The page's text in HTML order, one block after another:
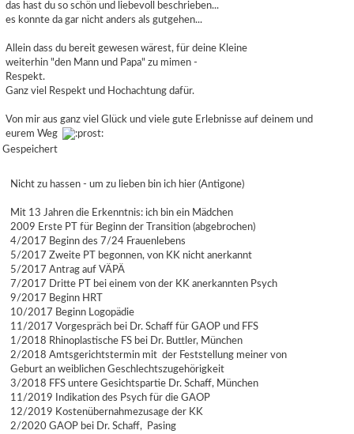
das hast du so schön und liebevoll beschrieben...
es konnte da gar nicht anders als gutgehen...
Allein dass du bereit gewesen wärest, für deine Kleine
weiterhin "den Mann und Papa" zu mimen -
Respekt.
Ganz viel Respekt und Hochachtung dafür.
Von mir aus ganz viel Glück und viele gute Erlebnisse auf deinem und
eurem Weg
Gespeichert
Nicht zu hassen - um zu lieben bin ich hier (Antigone)
Mit 13 Jahren die Erkenntnis: ich bin ein Mädchen
2009 Erste PT für Beginn der Transition (abgebrochen)
4/2017 Beginn des 7/24 Frauenlebens
5/2017 Zweite PT begonnen, von KK nicht anerkannt
5/2017 Antrag auf VÄPÄ
7/2017 Dritte PT bei einem von der KK anerkannten Psych
9/2017 Beginn HRT
10/2017 Beginn Logopädie
11/2017 Vorgespräch bei Dr. Schaff für GAOP und FFS
1/2018 Rhinoplastische FS bei Dr. Buttler, München
2/2018 Amtsgerichtstermin mit der Feststellung meiner von
Geburt an weiblichen Geschlechtszugehörigkeit
3/2018 FFS untere Gesichtspartie Dr. Schaff, München
11/2019 Indikation des Psych für die GAOP
12/2019 Kostenübernahmezusage der KK
2/2020 GAOP bei Dr. Schaff, Pasing